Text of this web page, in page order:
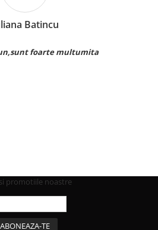
Batincu
foarte multumita
promotiile noastre